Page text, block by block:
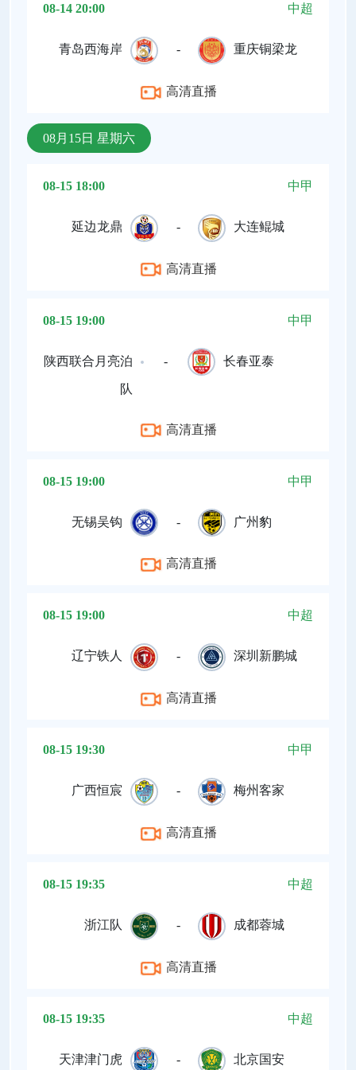
08-14 20:00 中超
青岛西海岸 - 重庆铜梁龙
高清直播
08月15日 星期六
08-15 18:00 中甲
延边龙鼎 - 大连鲲城
高清直播
08-15 19:00 中甲
陕西联合月亮泊
队
- 长春亚泰
高清直播
08-15 19:00 中甲
无锡吴钩 - 广州豹
高清直播
08-15 19:00 中超
辽宁铁人 - 深圳新鹏城
高清直播
08-15 19:30 中甲
广西恒宸 - 梅州客家
高清直播
08-15 19:35 中超
浙江队 - 成都蓉城
高清直播
08-15 19:35 中超
天津津门虎 - 北京国安